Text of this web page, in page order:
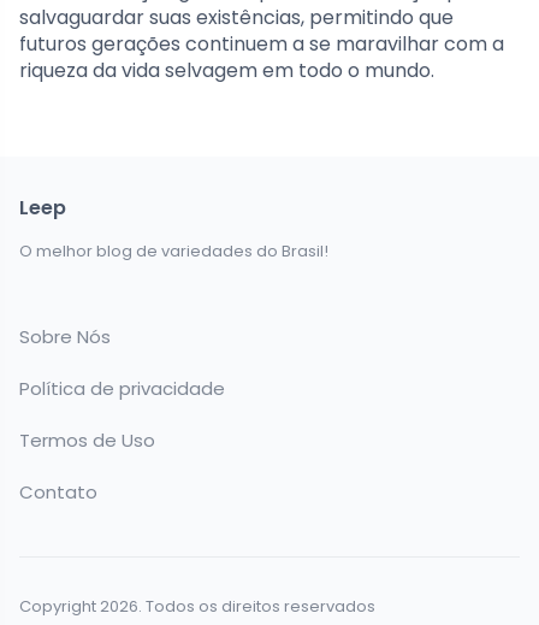
salvaguardar suas existências, permitindo que
futuros gerações continuem a se maravilhar com a
riqueza da vida selvagem em todo o mundo.
Leep
O melhor blog de variedades do Brasil!
Sobre Nós
Política de privacidade
Termos de Uso
Contato
Copyright 2026. Todos os direitos reservados